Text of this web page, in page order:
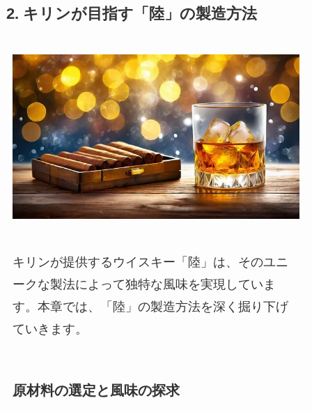
2. キリンが目指す「陸」の製造方法
キリンが提供するウイスキー「陸」は、そのユニ
ークな製法によって独特な風味を実現していま
す。本章では、「陸」の製造方法を深く掘り下げ
ていきます。
原材料の選定と風味の探求